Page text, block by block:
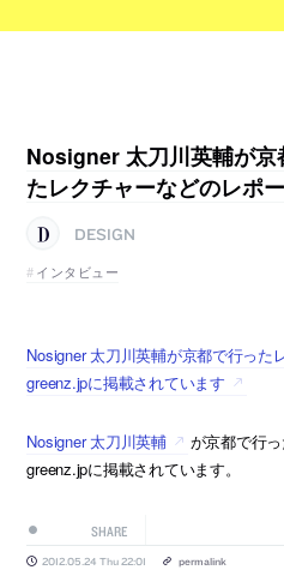
Nosigner 太刀川英輔が京
たレクチャーなどのレポ
DESIGN
インタビュー
Nosigner 太刀川英輔が京都で行った
greenz.jpに掲載されています
Nosigner 太刀川英輔
が京都で行
greenz.jpに掲載されています。
SHARE
2012.05.24 Thu 22:01 permalink